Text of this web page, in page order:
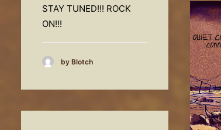
STAY TUNED!!! ROCK
ON!!!
by Blotch